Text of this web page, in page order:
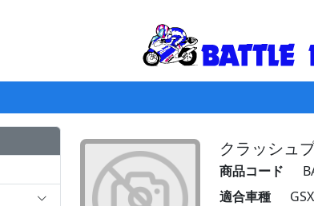
クラッシュ
商品コード
適合車種